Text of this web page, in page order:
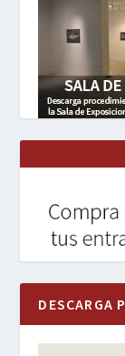
DESCARGA